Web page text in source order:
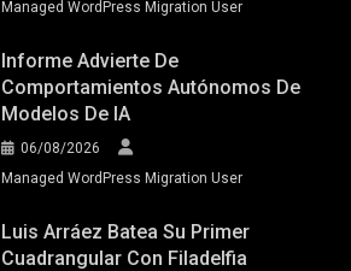
Managed WordPress Migration User
Informe Advierte De
Comportamientos Autónomos De
Modelos De IA
06/08/2026
Managed WordPress Migration User
Luis Arráez Batea Su Primer
Cuadrangular Con Filadelfia